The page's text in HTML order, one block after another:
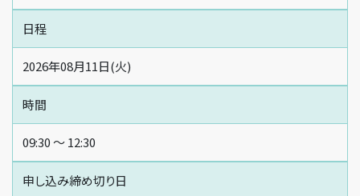
日程
2026年08月11日(火)
時間
09:30 〜 12:30
申し込み締め切り日